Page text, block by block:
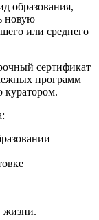
образования,
новую
или среднего
сертификат
программ
куратором.
жизни.